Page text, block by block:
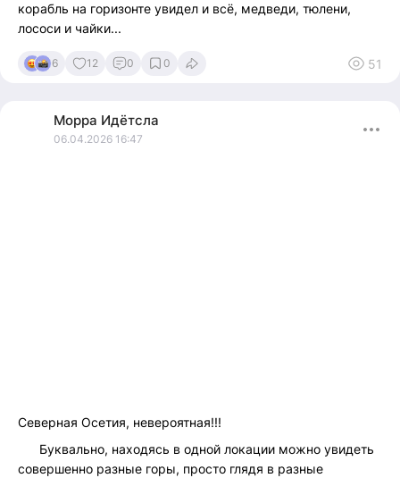
корабль на горизонте увидел и всё, медведи, тюлени,
лососи и чайки...
6 12 0 0 51
Морра Идётсла
06.04.2026 16:47
Северная Осетия, невероятная!!!
Буквально, находясь в одной локации можно увидеть
совершенно разные горы, просто глядя в разные